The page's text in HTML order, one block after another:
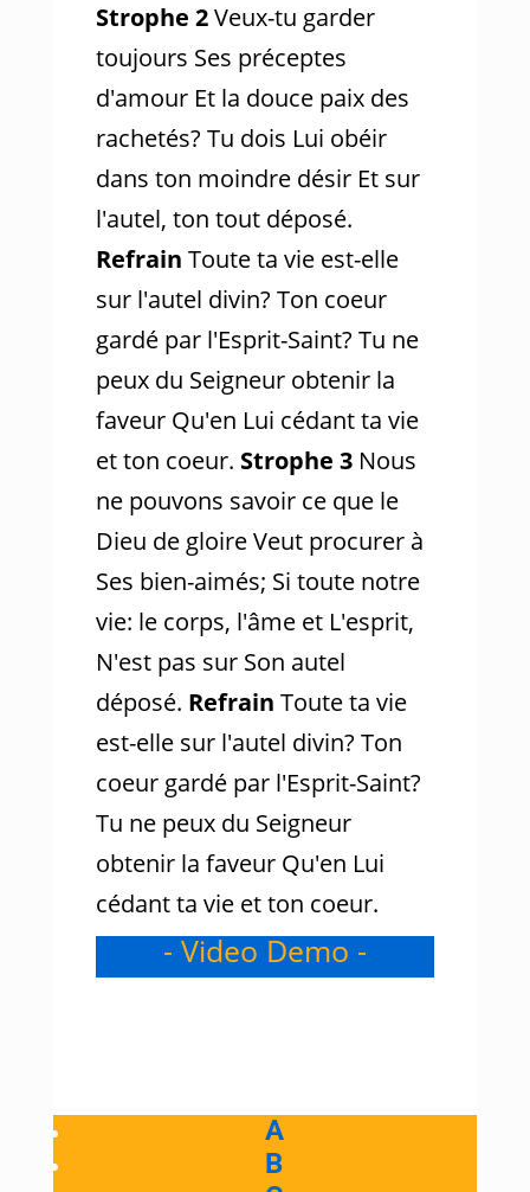
Strophe 2Veux-tu garder
toujours Ses préceptes
d'amour Et la douce paix des
rachetés? Tu dois Lui obéir
dans ton moindre désir Et sur
l'autel, ton tout déposé.
Refrain Toute ta vie est-elle
sur l'autel divin? Ton coeur
gardé par l'Esprit-Saint? Tu ne
peux du Seigneur obtenir la
faveur Qu'en Lui cédant ta vie
et ton coeur. Strophe 3Nous
ne pouvons savoir ce que le
Dieu de gloire Veut procurer à
Ses bien-aimés; Si toute notre
vie: le corps, l'âme et L'esprit,
N'est pas sur Son autel
déposé. Refrain Toute ta vie
est-elle sur l'autel divin? Ton
coeur gardé par l'Esprit-Saint?
Tu ne peux du Seigneur
obtenir la faveur Qu'en Lui
cédant ta vie et ton coeur.
- Video Demo -
A
B